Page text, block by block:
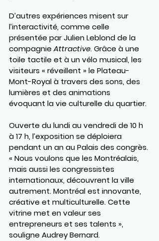
D’autres expériences misent sur
l’interactivité, comme celle
présentée par Julien Leblond de la
compagnie Attractive. Grâce à une
toile tactile et à un vélo musical, les
visiteurs « réveillent » le Plateau-
Mont-Royal à travers des sons, des
lumières et des animations
évoquant la vie culturelle du quartier.
Ouverte du lundi au vendredi de 10 h
à 17 h, l’exposition se déploiera
pendant un an au Palais des congrès.
« Nous voulons que les Montréalais,
mais aussi les congressistes
internationaux, découvrent la ville
autrement. Montréal est innovante,
créative et multiculturelle. Cette
vitrine met en valeur ses
entrepreneurs et ses talents »,
souligne Audrey Bernard.